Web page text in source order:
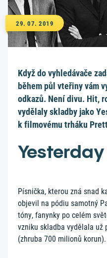
29. 07. 2019
Když do vyhledávače
během půl vteřiny vám
odkazů. Není divu. Hit,
vydělaly skladby jako
k filmovému trháku
Yesterday
Písnička, kterou zná snad
objevil na pódiu samotný
tóny, fanynky po celém
vzniku skladba vydělala
(zhruba 700 milionů korun).